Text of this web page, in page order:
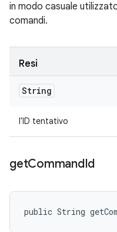
in modo casuale
comandi.
Resi
String
l'ID tentativo
getCommandId
public String